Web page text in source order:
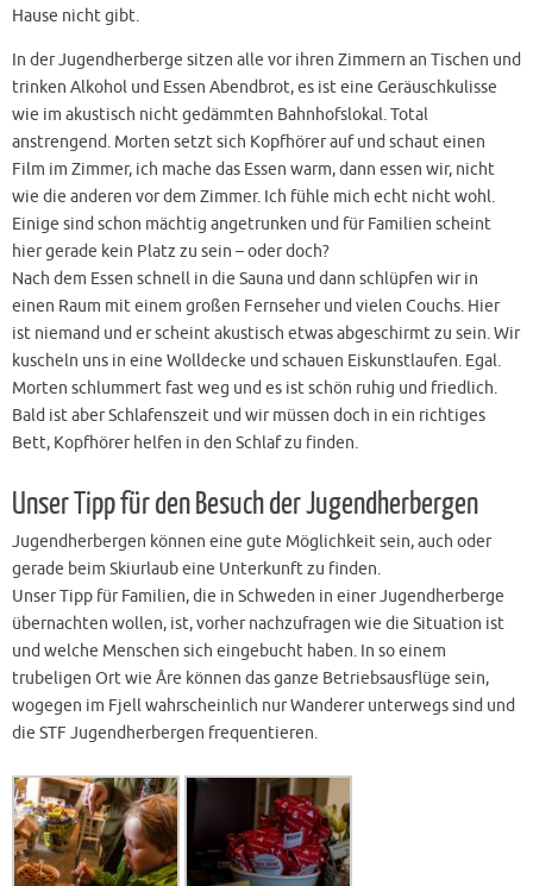
Hause nicht gibt.
In der Jugendherberge sitzen alle vor ihren Zimmern an Tischen und
trinken Alkohol und Essen Abendbrot, es ist eine Geräuschkulisse
wie im akustisch nicht gedämmten Bahnhofslokal. Total
anstrengend. Morten setzt sich Kopfhörer auf und schaut einen
Film im Zimmer, ich mache das Essen warm, dann essen wir, nicht
wie die anderen vor dem Zimmer. Ich fühle mich echt nicht wohl.
Einige sind schon mächtig angetrunken und für Familien scheint
hier gerade kein Platz zu sein – oder doch?
Nach dem Essen schnell in die Sauna und dann schlüpfen wir in
einen Raum mit einem großen Fernseher und vielen Couchs. Hier
ist niemand und er scheint akustisch etwas abgeschirmt zu sein. Wir
kuscheln uns in eine Wolldecke und schauen Eiskunstlaufen. Egal.
Morten schlummert fast weg und es ist schön ruhig und friedlich.
Bald ist aber Schlafenszeit und wir müssen doch in ein richtiges
Bett, Kopfhörer helfen in den Schlaf zu finden.
Unser Tipp für den Besuch der Jugendherbergen
Jugendherbergen können eine gute Möglichkeit sein, auch oder
gerade beim Skiurlaub eine Unterkunft zu finden.
Unser Tipp für Familien, die in Schweden in einer Jugendherberge
übernachten wollen, ist, vorher nachzufragen wie die Situation ist
und welche Menschen sich eingebucht haben. In so einem
trubeligen Ort wie Åre können das ganze Betriebsausflüge sein,
wogegen im Fjell wahrscheinlich nur Wanderer unterwegs sind und
die STF Jugendherbergen frequentieren.